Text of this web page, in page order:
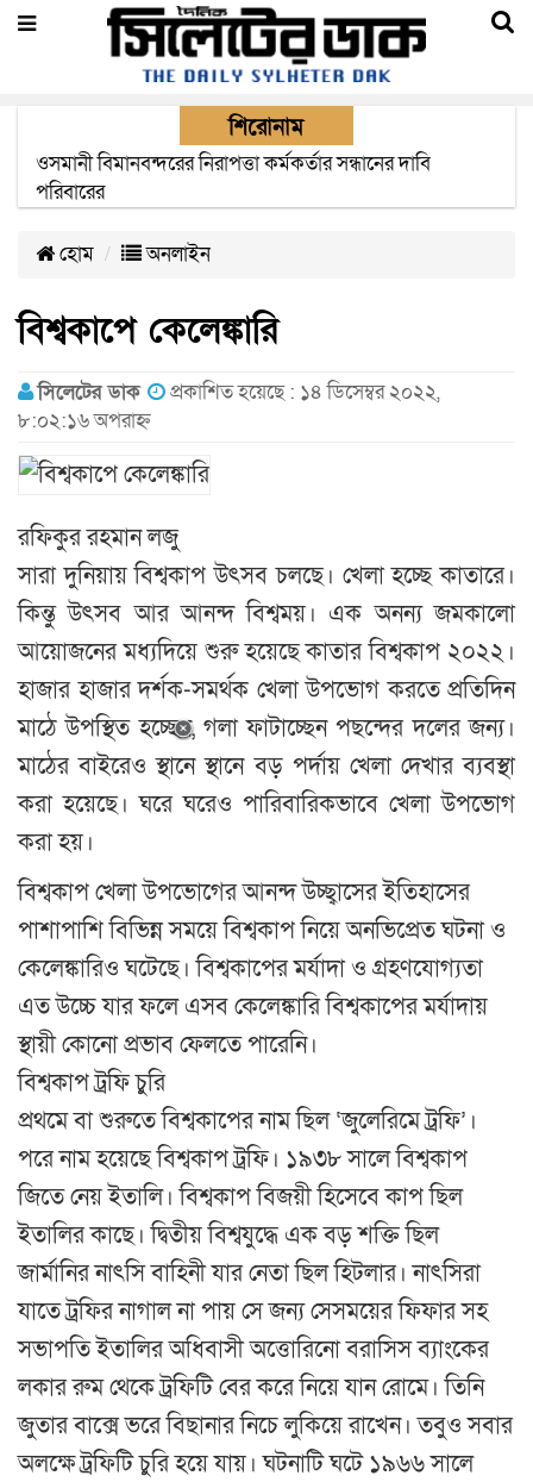
শিরোনাম
এক মাসের মধ্যে সিলেট-জাফলং রেললাইন নির্মাণ প্রকল্পের কাজ
দৃশ্যমান হবে- শ্রম মন্ত্রী
হোম অনলাইন
বিশ্বকাপে কেলেঙ্কারি
সিলেটের ডাক
প্রকাশিত হয়েছে : ১৪ ডিসেম্বর ২০২২,
৮:০২:১৬ অপরাহ্ন
রফিকুর রহমান লজু
সারা দুনিয়ায় বিশ্বকাপ উৎসব চলছে। খেলা হচ্ছে কাতারে।
কিন্তু উৎসব আর আনন্দ বিশ্বময়। এক অনন্য জমকালো
আয়োজনের মধ্যদিয়ে শুরু হয়েছে কাতার বিশ্বকাপ ২০২২।
হাজার হাজার দর্শক-সমর্থক খেলা উপভোগ করতে প্রতিদিন
মাঠে উপস্থিত হচ্ছেন, গলা ফাটাচ্ছেন পছন্দের দলের জন্য।
মাঠের বাইরেও স্থানে স্থানে বড় পর্দায় খেলা দেখার ব্যবস্থা
করা হয়েছে। ঘরে ঘরেও পারিবারিকভাবে খেলা উপভোগ
করা হয়।
বিশ্বকাপ খেলা উপভোগের আনন্দ উচ্ছ্বাসের ইতিহাসের
পাশাপাশি বিভিন্ন সময়ে বিশ্বকাপ নিয়ে অনভিপ্রেত ঘটনা ও
কেলেঙ্কারিও ঘটেছে। বিশ্বকাপের মর্যাদা ও গ্রহণযোগ্যতা
এত উচ্চে যার ফলে এসব কেলেঙ্কারি বিশ্বকাপের মর্যাদায়
স্থায়ী কোনো প্রভাব ফেলতে পারেনি।
বিশ্বকাপ ট্রফি চুরি
প্রথমে বা শুরুতে বিশ্বকাপের নাম ছিল ‘জুলেরিমে ট্রফি’।
পরে নাম হয়েছে বিশ্বকাপ ট্রফি। ১৯৩৮ সালে বিশ্বকাপ
জিতে নেয় ইতালি। বিশ্বকাপ বিজয়ী হিসেবে কাপ ছিল
ইতালির কাছে। দ্বিতীয় বিশ্বযুদ্ধে এক বড় শক্তি ছিল
জার্মানির নাৎসি বাহিনী যার নেতা ছিল হিটলার। নাৎসিরা
যাতে ট্রফির নাগাল না পায় সে জন্য সেসময়ের ফিফার সহ
সভাপতি ইতালির অধিবাসী অত্তোরিনো বরাসিস ব্যাংকের
লকার রুম থেকে ট্রফিটি বের করে নিয়ে যান রোমে। তিনি
জুতার বাক্সে ভরে বিছানার নিচে লুকিয়ে রাখেন। তবুও সবার
অলক্ষে ট্রফিটি চুরি হয়ে যায়। ঘটনাটি ঘটে ১৯৬৬ সালে